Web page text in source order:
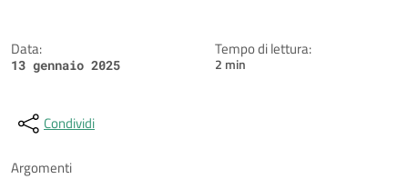
Data:
13 gennaio 2025
Tempo di lettura:
2 min
Condividi
Argomenti